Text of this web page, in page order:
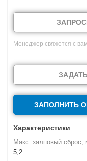
Менеджер свяжется с
ЗАПОЛНИТЬ
Характеристики
Макс. залповый сброс,
5,2